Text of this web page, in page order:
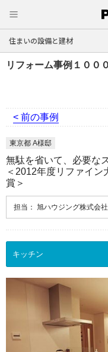
住まいの設備と建材
リフォーム事例１００
< 前の事例
東京都 A様邸
無駄を省いて、必要な
＜2012年度リファイ
賞＞
担当： 旭ハウジング株式会